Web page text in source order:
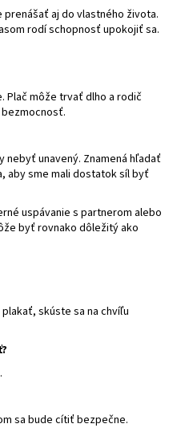
aj do vlastného života.
rodí schopnosť upokojiť sa.
Plač môže trvať dlho a rodič
nebyť unavený. Znamená hľadať
aby sme mali dostatok síl byť
uspávanie s partnerom alebo
byť rovnako dôležitý ako
skúste sa na chvíľu
sa bude cítiť bezpečne.